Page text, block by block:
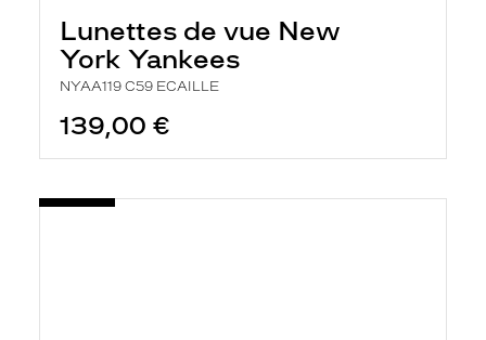
Lunettes de vue New
York Yankees
NYAA119 C59 ECAILLE
139,00 €